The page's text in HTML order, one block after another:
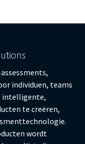
individuen, teams
intelligente,
te creëren,
wordt